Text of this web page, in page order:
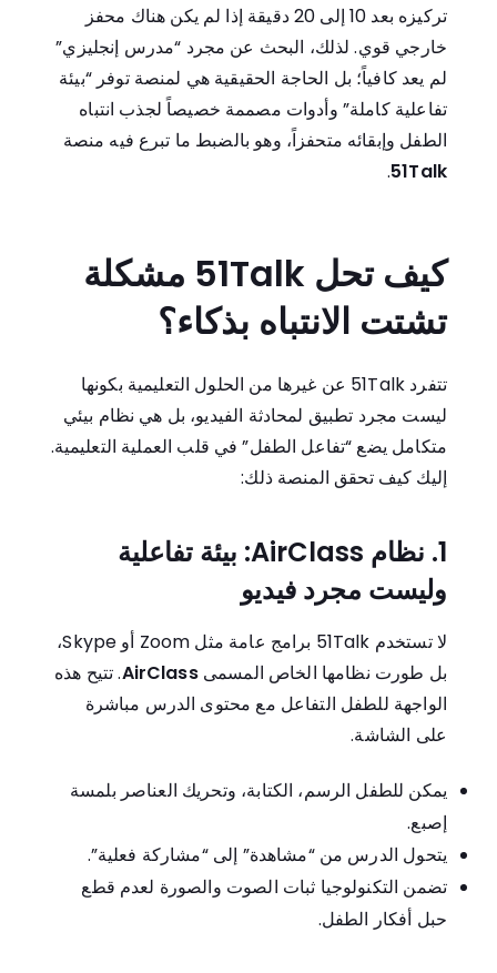
تركيزه بعد 10 إلى 20 دقيقة إذا لم يكن هناك محفز
خارجي قوي. لذلك، البحث عن مجرد “مدرس إنجليزي”
لم يعد كافياً؛ بل الحاجة الحقيقية هي لمنصة توفر “بيئة
تفاعلية كاملة” وأدوات مصممة خصيصاً لجذب انتباه
الطفل وإبقائه متحفزاً، وهو بالضبط ما تبرع فيه منصة
51Talk
.
كيف تحل 51Talk مشكلة
تشتت الانتباه بذكاء؟
تتفرد 51Talk عن غيرها من الحلول التعليمية بكونها
ليست مجرد تطبيق لمحادثة الفيديو، بل هي نظام بيئي
متكامل يضع “تفاعل الطفل” في قلب العملية التعليمية.
إليك كيف تحقق المنصة ذلك:
1. نظام AirClass: بيئة تفاعلية
وليست مجرد فيديو
لا تستخدم 51Talk برامج عامة مثل Zoom أو Skype،
بل طورت نظامها الخاص المسمىAirClass. تتيح هذه
الواجهة للطفل التفاعل مع محتوى الدرس مباشرة
على الشاشة.
يمكن للطفل الرسم، الكتابة، وتحريك العناصر بلمسة
إصبع.
يتحول الدرس من “مشاهدة” إلى “مشاركة فعلية”.
تضمن التكنولوجيا ثبات الصوت والصورة لعدم قطع
حبل أفكار الطفل.